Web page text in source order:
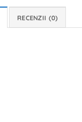
RECENZII (0)